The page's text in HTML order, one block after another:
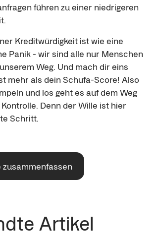
führen zu einer niedrigeren
Kreditwürdigkeit ist wie eine
Panik - wir sind alle nur Menschen
Weg. Und mach dir eins
mehr als dein Schufa-Score! Also
und los geht es auf dem Weg
Denn der Wille ist hier
Schritt.
zusammenfassen
Artikel